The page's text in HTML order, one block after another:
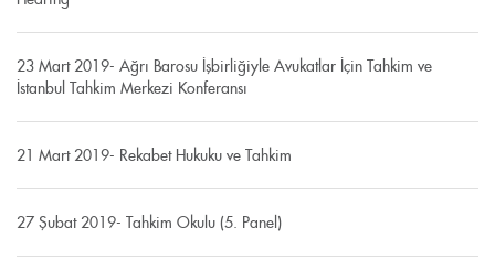
23 Mart 2019- Ağrı Barosu İşbirliğiyle Avukatlar İçin Tahkim ve
İstanbul Tahkim Merkezi Konferansı
21 Mart 2019- Rekabet Hukuku ve Tahkim
27 Şubat 2019- Tahkim Okulu (5. Panel)